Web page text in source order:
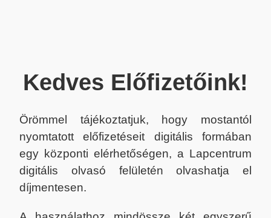
Kedves Előfizetőink!
Örömmel tájékoztatjuk, hogy mostantól
nyomtatott előfizetéseit digitális formában
egy központi elérhetőségen, a Lapcentrum
digitális olvasó felületén olvashatja el
díjmentesen.